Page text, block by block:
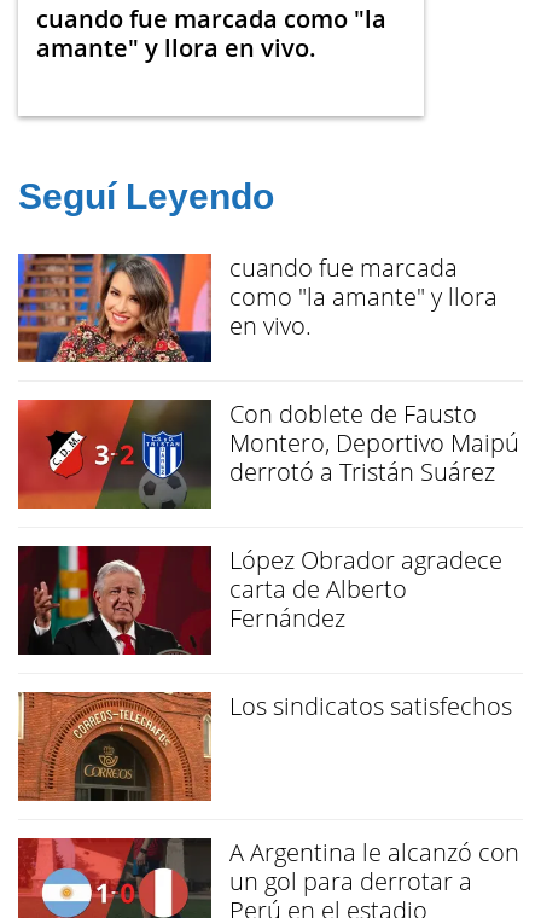
cuando fue marcada como "la
amante" y llora en vivo.
Seguí Leyendo
cuando fue marcada
como "la amante" y llora
en vivo.
Con doblete de Fausto
Montero, Deportivo Maipú
derrotó a Tristán Suárez
López Obrador agradece
carta de Alberto
Fernández
Los sindicatos satisfechos
A Argentina le alcanzó con
un gol para derrotar a
Perú en el estadio